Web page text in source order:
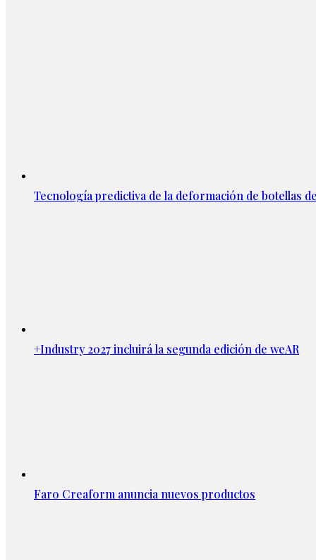
Tecnología predictiva de la deformación de botellas
+Industry 2027 incluirá la segunda edición de weAR
Faro Creaform anuncia nuevos productos